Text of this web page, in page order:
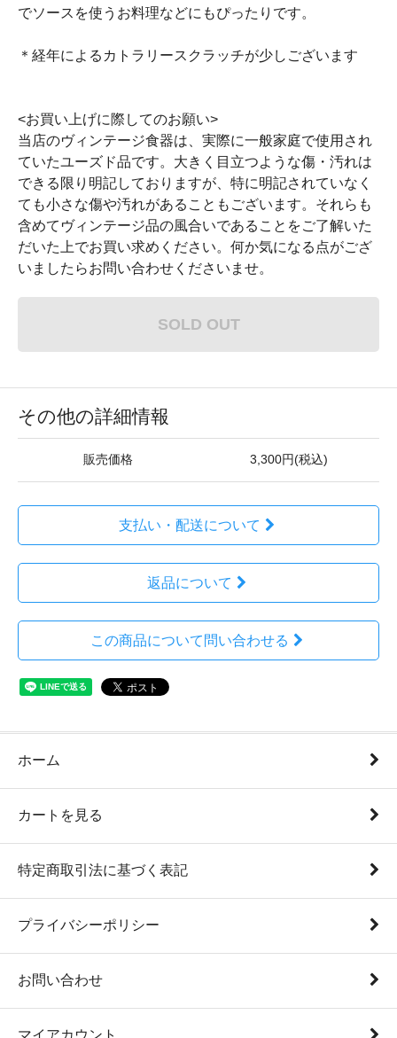
でソースを使うお料理などにもぴったりです。
＊経年によるカトラリースクラッチが少しございます
<お買い上げに際してのお願い>
当店のヴィンテージ食器は、実際に一般家庭で使用され
ていたユーズド品です。大きく目立つような傷・汚れは
できる限り明記しておりますが、特に明記されていなく
ても小さな傷や汚れがあることもございます。それらも
含めてヴィンテージ品の風合いであることをご了解いた
だいた上でお買い求めください。何か気になる点がござ
いましたらお問い合わせくださいませ。
SOLD OUT
その他の詳細情報
販売価格 3,300円(税込)
支払い・配送について
返品について
この商品について問い合わせる
ホーム
カートを見る
特定商取引法に基づく表記
プライバシーポリシー
お問い合わせ
マイアカウント